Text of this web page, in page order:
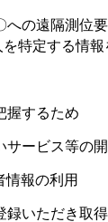
の遠隔測位
を特定する情
握するため
ービス等の
情報の利用
いただき取